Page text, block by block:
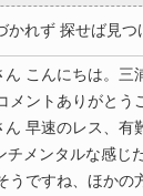
れず 探せば見
ん こんにちは。三
メントありがとう
ん 早速のレス、有
チメンタルな感じ
うですね、ほかの